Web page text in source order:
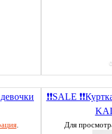
девочки
.
❗❗SALE
Для